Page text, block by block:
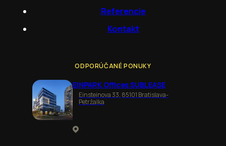
Referencie
Kontakt
ODPORÚČANÉ PONUKY
EINPARK Offices SUBLEASE
Einsteinova 33, 85101 Bratislava-
Petržalka